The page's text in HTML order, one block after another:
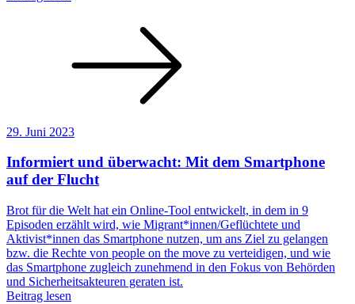
29. Juni 2023
Informiert und überwacht: Mit dem Smartphone
auf der Flucht
Brot für die Welt hat ein Online-Tool entwickelt, in dem in 9
Episoden erzählt wird, wie Migrant*innen/Geflüchtete und
Aktivist*innen das Smartphone nutzen, um ans Ziel zu gelangen
bzw. die Rechte von people on the move zu verteidigen, und wie
das Smartphone zugleich zunehmend in den Fokus von Behörden
und Sicherheitsakteuren geraten ist.
Beitrag lesen